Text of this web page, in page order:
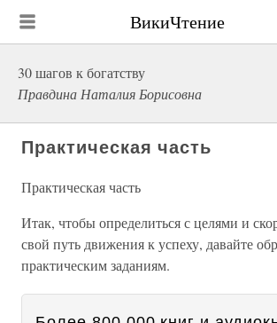
ВикиЧтение
30 шагов к богатству
Правдина Наталия Борисовна
Практическая часть
Практическая часть
Итак, чтобы определиться с целями и
свой путь движения к успеху, давайте
практическим заданиям.